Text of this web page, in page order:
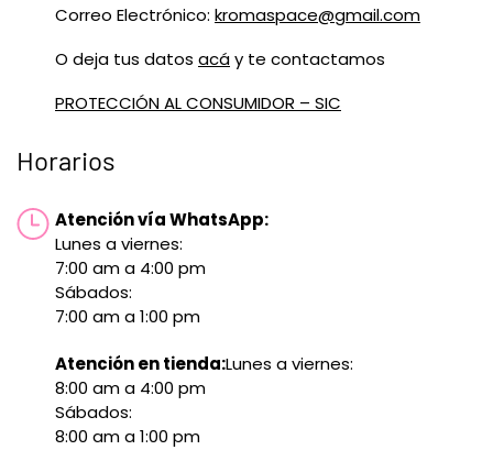
Correo Electrónico: kromaspace@gmail.com
O deja tus datos acáy te contactamos
PROTECCIÓN AL CONSUMIDOR – SIC
Horarios
Atención vía WhatsApp:
Lunes a viernes:
7:00 am a 4:00 pm
Sábados:
7:00 am a 1:00 pm
Atención en tienda:Lunes a viernes:
8:00 am a 4:00 pm
Sábados:
8:00 am a 1:00 pm